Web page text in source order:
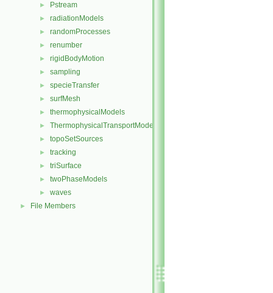
► Pstream
► radiationModels
► randomProcesses
► renumber
► rigidBodyMotion
► sampling
► specieTransfer
► surfMesh
► thermophysicalModels
► ThermophysicalTransportModels
► topoSetSources
► tracking
► triSurface
► twoPhaseModels
► waves
► File Members